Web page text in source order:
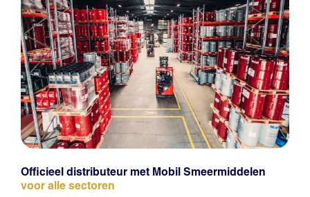
Officieel distributeur met Mobil Smeermiddelen
voor alle sectoren